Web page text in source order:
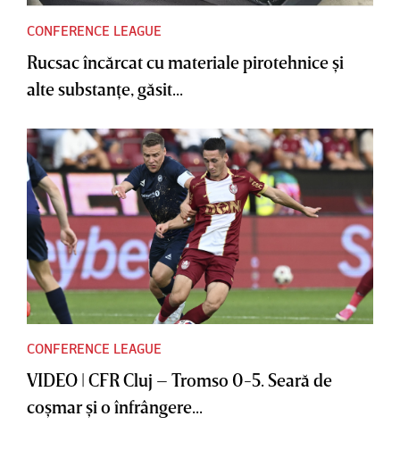
CONFERENCE LEAGUE
Rucsac încărcat cu materiale pirotehnice şi
alte substanţe, găsit...
CONFERENCE LEAGUE
VIDEO | CFR Cluj – Tromso 0-5. Seară de
coşmar şi o înfrângere...